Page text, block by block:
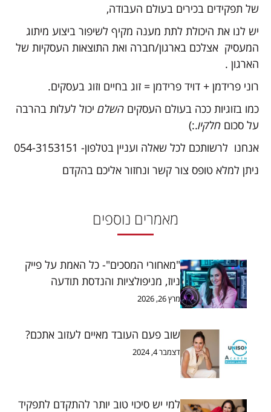
של תפקידים בכירים בעולם העבודה,
יש לנו את היכולת לתת מענה מקיף לשיפור ביצוע מיתוג
המעסיק אצלכם בארגון/חברה ואת התוצאות העסקיות של
הארגון .
רוני פרידמן + דויד פרידמן = זוג בחיים וזוג בעסקים.
כמו בזוגיות ככה בעולם העסקים השלם יכול לעלות בהרבה
על סכום חלקיו.:)
אנחנו לרשותכם לכל שאלה ועניין בטלפון- 054-3153151
ניתן למלא טופס צור קשר ונחזור אליכם בהקדם
מאמרים נוספים
"מאחורי המסכים"- כל האמת על פייק
ניוז, מניפולציות והנדסת תודעה
מרץ 26, 2026
שוב פעם העובד מאיים לעזוב אתכם?
דצמבר 4, 2024
למי יש סיכוי טוב יותר להתקדם לתפקיד